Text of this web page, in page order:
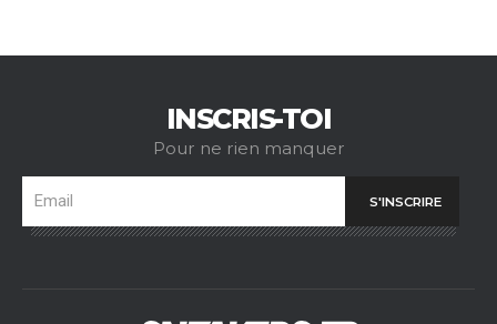
INSCRIS-TOI
Pour ne rien manquer